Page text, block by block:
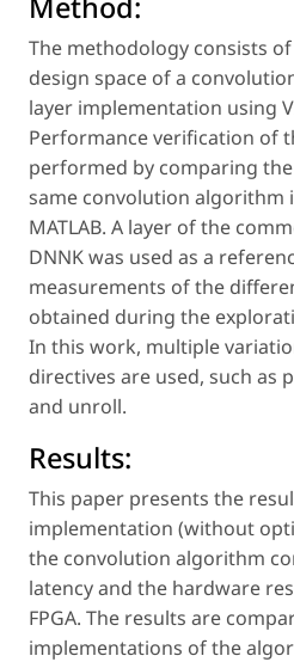
The methodology consists
design space of a
layer implementation using
Performance verification of
performed by comparing
same convolution algorithm
MATLAB. A layer of the
DNNK was used as a
measurements of the
obtained during the
In this work, multiple
directives are used, such as
and unroll.
Results:
This paper presents the
implementation (without
the convolution algorithm
latency and the hardware
FPGA. The results are
implementations of the